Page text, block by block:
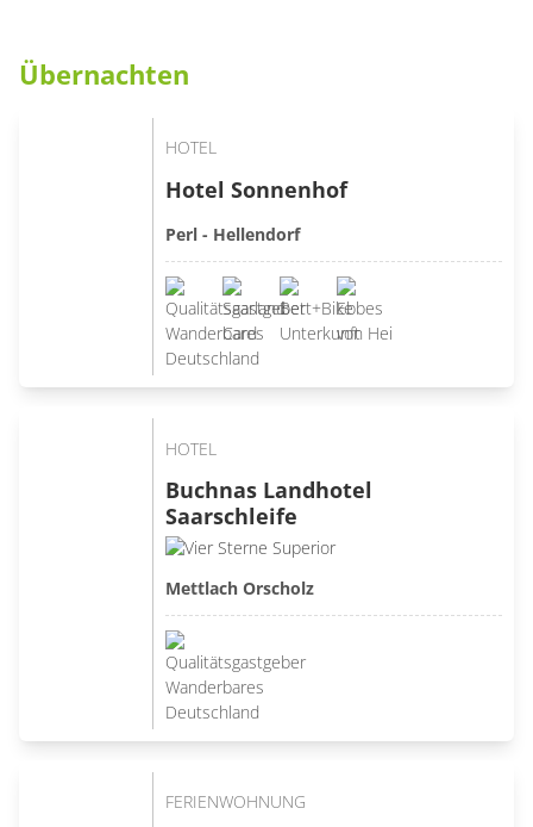
Übernachten
HOTEL
Hotel Sonnenhof
Perl - Hellendorf
HOTEL
Buchnas Landhotel
Saarschleife
Mettlach Orscholz
FERIENWOHNUNG